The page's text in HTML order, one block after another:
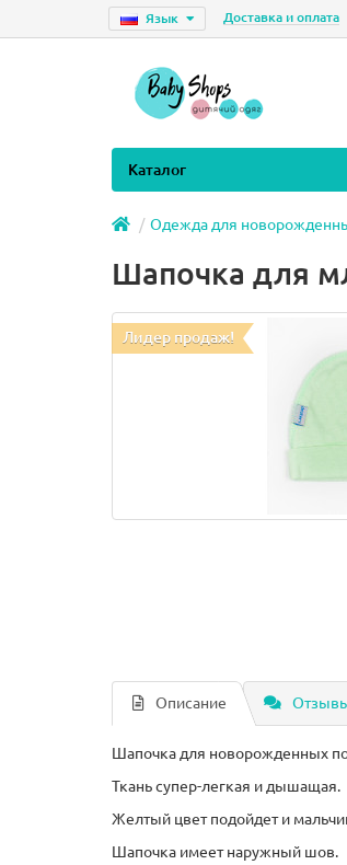
Язык Доставка и оплата
Каталог
Одежда для
Шапочка для
Лидер продаж!
Описание
Шапочка для новорожденных
Ткань супер-легкая и дышащая.
Желтый цвет подойдет и
Шапочка имеет наружный шов.